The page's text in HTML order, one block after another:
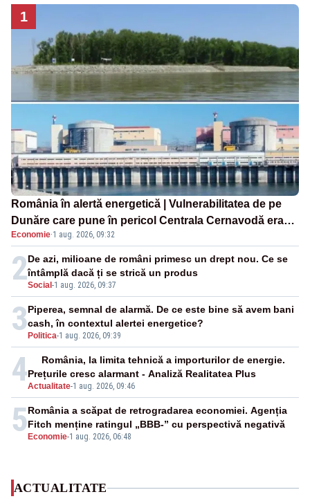
1
România în alertă energetică | Vulnerabilitatea de pe
Dunăre care pune în pericol Centrala Cernavodă era
cunoscută de pe vremea lui Ceaușescu
Economie·1 aug. 2026, 09:32
2Social -1 aug. 2026, 09:37
De azi, milioane de români primesc un drept nou. Ce se
întâmplă dacă ți se strică un produs
3 Politica-1 aug. 2026, 09:39
Piperea, semnal de alarmă. De ce este bine să avem bani
cash, în contextul alertei energetice?
4Actualitate-1 aug. 2026, 09:46
România, la limita tehnică a importurilor de energie.
Prețurile cresc alarmant - Analiză Realitatea Plus
5 Economie-1 aug. 2026, 06:48
România a scăpat de retrogradarea economiei. Agenția
Fitch menține ratingul „BBB-” cu perspectivă negativă
ACTUALITATE